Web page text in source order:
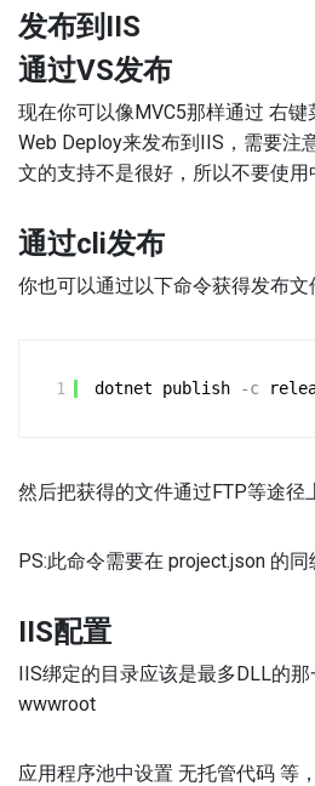
发布到IIS
通过VS发布
现在你可以像MVC5那样通过 右
Web Deploy来发布到IIS，需要注
文的支持不是很好，所以不要使用
通过cli发布
你也可以通过以下命令获得发布文
1 dotnet publish -c
然后把获得的文件通过FTP等途径
PS:此命令需要在 project.json 的
IIS配置
IIS绑定的目录应该是最多DLL的
wwwroot
应用程序池中设置 无托管代码 等